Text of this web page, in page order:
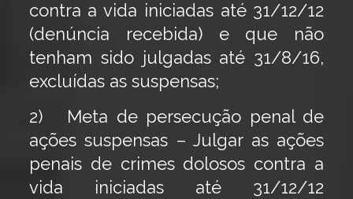
contra a vida iniciadas até 31/12/12
(denúncia recebida) e que não
tenham sido julgadas até 31/8/16,
excluídas as suspensas;
2) Meta de persecução penal de
ações suspensas – Julgar as ações
penais de crimes dolosos contra a
vida iniciadas até 31/12/12